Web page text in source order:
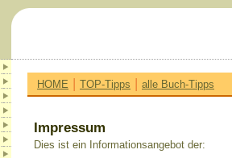
HOME | TOP-Tipps | alle Buch-Tipps
Impressum
Dies ist ein Informationsangebot der: